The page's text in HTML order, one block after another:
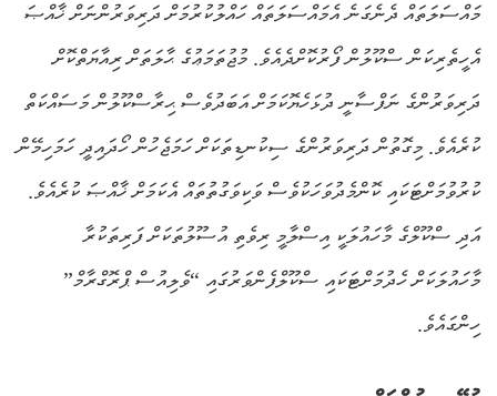
މައްސަލަތައް ދެނެގަނެ އެމައްސަލަތައް ހައްލުކުރުމަށް ދަރިވަރުންނަށް ޚާއްޞަ
އެހީތެރިކަން ސްކޫލުން ފޯރުކޮށްދެއެވެ. މުޖުތަމަޢުގެ ޙާލަތަށް ރިއާޔަތްކޮށް
ދަރިވަރުންގެ ނަފްސާނީ ދުޅަހެޔޮކަމަށް އަބަދުވެސް ޙިރާސްކޫލުން މަސައްކަތް
ކުރެއެވެ. މިގޮތުން ދަރިވަރުންގެ ސިކުނޑިތަކަށް ހަމަޖެހުން ހޯދައިދީ ހަމަހިމޭން
ކުރުވުމަށްޓަކައި ކޮންމެދުވަހަކުވެސް ވަކިވަގުތުތައް އެކަމަށް ޚާއްޞަ ކުރެއެވެ.
އަދި ސްކޫލްގެ މާހައުލަކީ އިސްލާމީ ރިވެތި އުސޫލުތަކަށް ފަރިތަކުރާ
މާހައުލަކަށް ހެދުމަށްޓަކައި ސްކޫލްފެންވަރުގައި “ވެލިއުސް ޕްރޮގްރާމް”
ހިންގައެވެ.